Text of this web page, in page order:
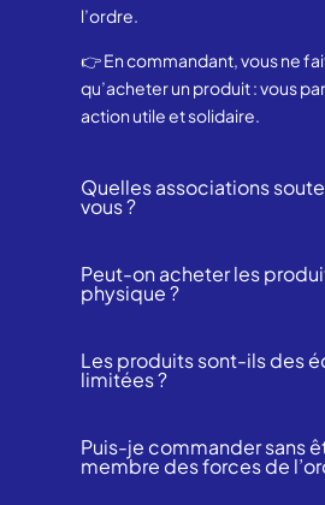
l’ordre.
👉 En commandant, vous ne
qu’acheter un produit : vous
action utile et solidaire.
Quelles associations
vous ?
Peut-on acheter les
physique ?
Les produits sont-ils des
limitées ?
Puis-je commander sans
membre des forces de